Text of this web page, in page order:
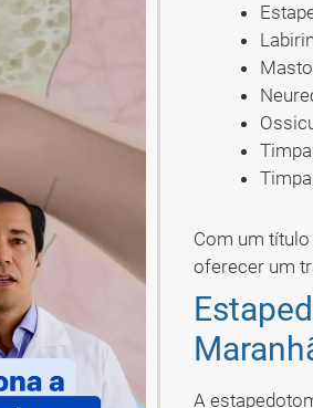
Com um título
oferecer um
A